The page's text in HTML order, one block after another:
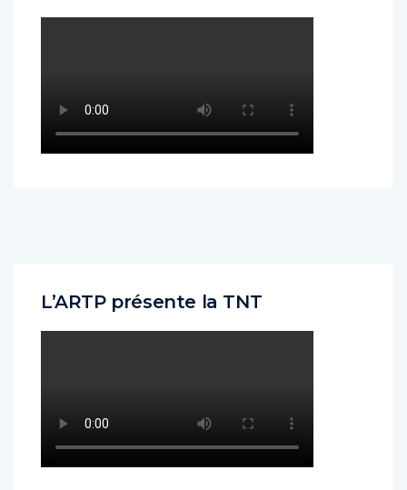
L’ARTP présente la TNT